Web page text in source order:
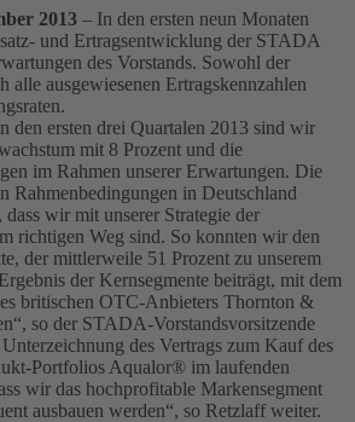
2013 – In den ersten neun Monaten
und Ertragsentwicklung der STADA
des Vorstands. Sowohl der
alle ausgewiesenen Ertragskennzahlen
den ersten drei Quartalen 2013 sind wir
mit 8 Prozent und die
im Rahmen unserer Erwartungen. Die
Rahmenbedingungen in Deutschland
dass wir mit unserer Strategie der
richtigen Weg sind. So konnten wir den
der mittlerweile 51 Prozent zu unserem
der Kernsegmente beiträgt, mit dem
britischen OTC-Anbieters Thornton &
so der STADA-Vorstandsvorsitzende
des Vertrags zum Kauf des
Portfolios Aqualor® im laufenden
wir das hochprofitable Markensegment
ausbauen werden“, so Retzlaff weiter.